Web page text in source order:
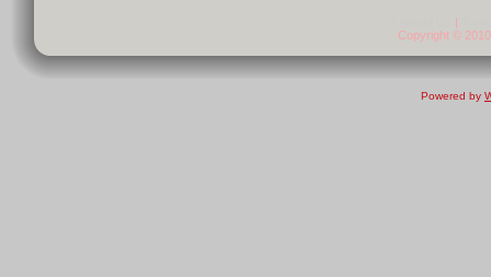
|
Copyright ©
Powered by